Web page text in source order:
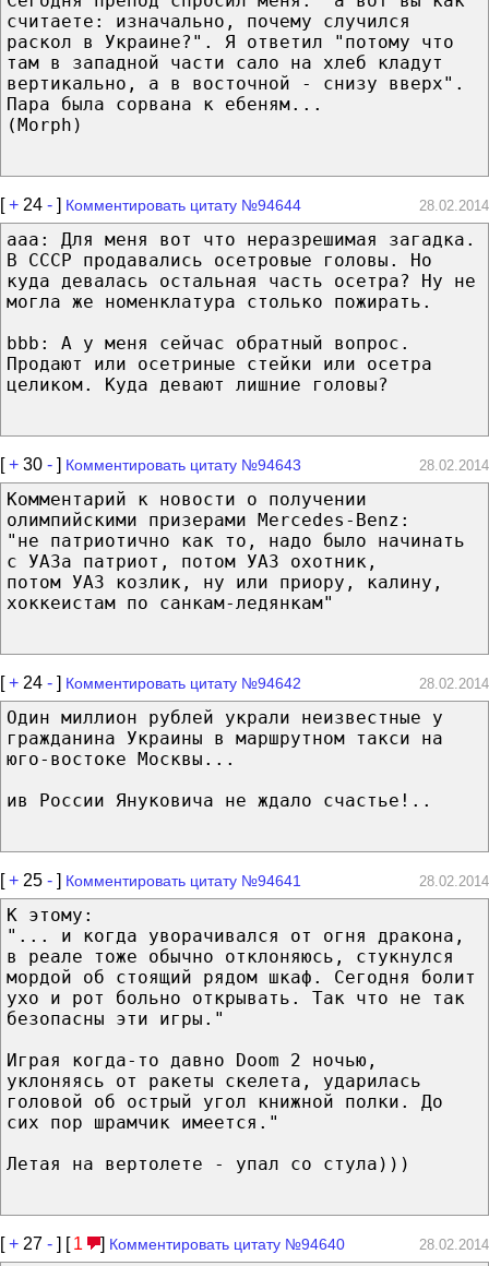
считаете: изначально, почему случился
раскол в Украине?". Я ответил "потому что
там в западной части сало на хлеб кладут
вертикально, а в восточной - снизу вверх".
Пара была сорвана к ебеням...
(Morph)
[+ 24 - ] Комментировать цитату №94644 28.02.2014
aaa: Для меня вот что неразрешимая загадка.
В СССР продавались осетровые головы. Но
куда девалась остальная часть осетра? Ну не
могла же номенклатура столько пожирать.
bbb: А у меня сейчас обратный вопрос.
Продают или осетриные стейки или осетра
целиком. Куда девают лишние головы?
[+ 30 - ] Комментировать цитату №94643 28.02.2014
Комментарий к новости о получении
олимпийскими призерами Mercedes-Benz:
"не патриотично как то, надо было начинать
с УАЗа патриот, потом УАЗ охотник,
потом УАЗ козлик, ну или приору, калину,
хоккеистам по санкам-ледянкам"
[+ 24 - ] Комментировать цитату №94642 28.02.2014
Один миллион рублей украли неизвестные у
гражданина Украины в маршрутном такси на
юго-востоке Москвы...
ив России Януковича не ждало счастье!..
[+ 25 - ] Комментировать цитату №94641 28.02.2014
К этому:
"... и когда уворачивался от огня дракона,
в реале тоже обычно отклоняюсь, стукнулся
мордой об стоящий рядом шкаф. Сегодня болит
ухо и рот больно открывать. Так что не так
безопасны эти игры."
Играя когда-то давно Doom 2 ночью,
уклоняясь от ракеты скелета, ударилась
головой об острый угол книжной полки. До
сих пор шрамчик имеется."
Летая на вертолете - упал со стула)))
[+ 27 - ] [ 1 ] Комментировать цитату №94640 28.02.2014